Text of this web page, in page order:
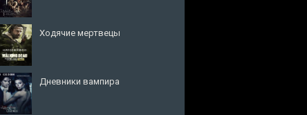
Ходячие мертвецы
Дневники вампира